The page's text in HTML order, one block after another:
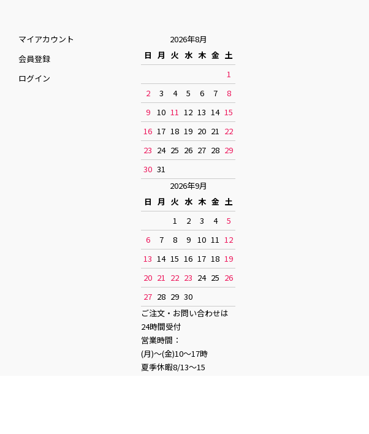
マイアカウント
会員登録
ログイン
2026年8月
日 月 火 水 木 金 土
1
2
3 4 5 6 7
8
9
10 11 12 13 14 15
16 17 18 19 20 21 22
23 24 25 26 27 28 29
30 31
2026年9月
日 月 火 水 木 金 土
1
2 3 4
5
6
7 8 9 10 11 12
13 14 15 16 17 18 19
20 21 22 23 24 25 26
27 28 29 30
ご注文・お問い合わせは
24時間受付
営業時間：
(月)〜(金)10〜17時
夏季休暇8/13〜15